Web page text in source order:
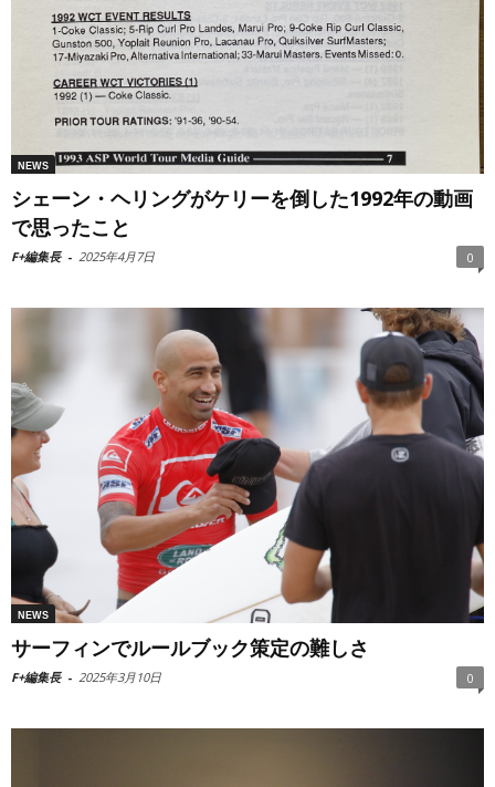
NEWS
シェーン・ヘリングがケリーを倒した1992年の動画
で思ったこと
F+編集長 - 2025年4月7日 0
NEWS
サーフィンでルールブック策定の難しさ
F+編集長 - 2025年3月10日 0